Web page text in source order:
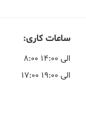
ساعات کاری:
۸:۰۰ الی ۱۴:۰۰
۱۷:۰۰ الی ۱۹:۰۰